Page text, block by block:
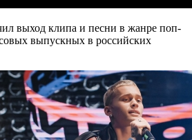
выход клипа и песни в жанре поп-
выпускных в российских